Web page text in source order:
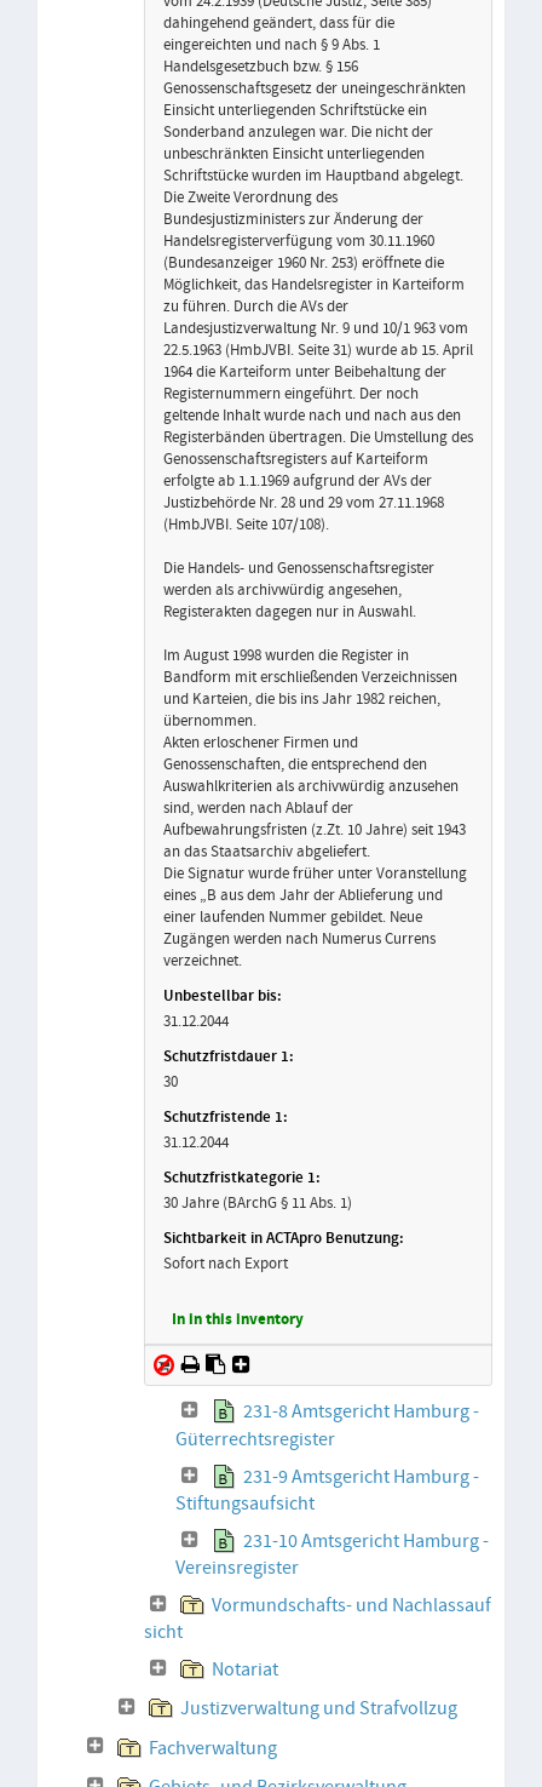
dahingehend geändert, dass für die
eingereichten und nach § 9 Abs. 1
Handelsgesetzbuch bzw. § 156
Genossenschaftsgesetz der uneingeschränkten
Einsicht unterliegenden Schriftstücke ein
Sonderband anzulegen war. Die nicht der
unbeschränkten Einsicht unterliegenden
Schriftstücke wurden im Hauptband abgelegt.
Die Zweite Verordnung des
Bundesjustizministers zur Änderung der
Handelsregisterverfügung vom 30.11.1960
(Bundesanzeiger 1960 Nr. 253) eröffnete die
Möglichkeit, das Handelsregister in Karteiform
zu führen. Durch die AVs der
Landesjustizverwaltung Nr. 9 und 10/1 963 vom
22.5.1963 (HmbJVBI. Seite 31) wurde ab 15. April
1964 die Karteiform unter Beibehaltung der
Registernummern eingeführt. Der noch
geltende Inhalt wurde nach und nach aus den
Registerbänden übertragen. Die Umstellung des
Genossenschaftsregisters auf Karteiform
erfolgte ab 1.1.1969 aufgrund der AVs der
Justizbehörde Nr. 28 und 29 vom 27.11.1968
(HmbJVBI. Seite 107/108).
Die Handels- und Genossenschaftsregister
werden als archivwürdig angesehen,
Registerakten dagegen nur in Auswahl.
Im August 1998 wurden die Register in
Bandform mit erschließenden Verzeichnissen
und Karteien, die bis ins Jahr 1982 reichen,
übernommen.
Akten erloschener Firmen und
Genossenschaften, die entsprechend den
Auswahlkriterien als archivwürdig anzusehen
sind, werden nach Ablauf der
Aufbewahrungsfristen (z.Zt. 10 Jahre) seit 1943
an das Staatsarchiv abgeliefert.
Die Signatur wurde früher unter Voranstellung
eines „B aus dem Jahr der Ablieferung und
einer laufenden Nummer gebildet. Neue
Zugängen werden nach Numerus Currens
verzeichnet.
31.12.2044
30
31.12.2044
30 Jahre (BArchG § 11 Abs. 1)
Sofort nach Export
In in this inventory
231-8 Amtsgericht Hamburg -
Güterrechtsregister
231-9 Amtsgericht Hamburg -
Stiftungsaufsicht
231-10 Amtsgericht Hamburg -
Vereinsregister
Vormundschafts- und Nachlassauf
sicht
Notariat
Justizverwaltung und Strafvollzug
Fachverwaltung